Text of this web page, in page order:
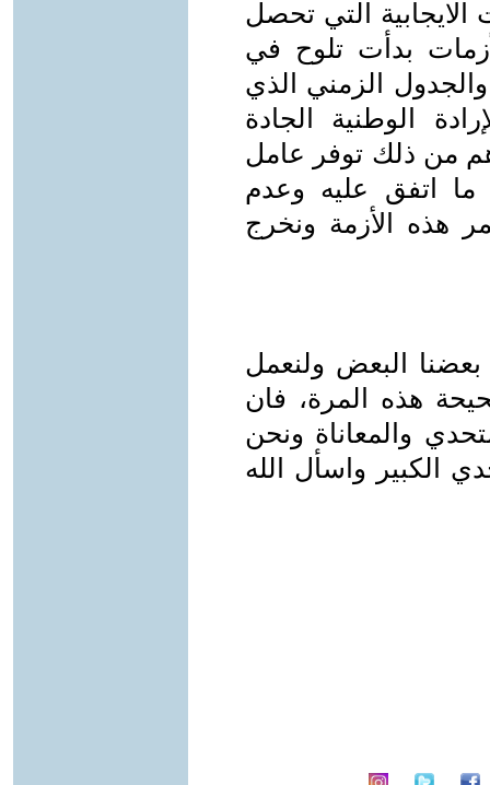
الايجابية التي تحصل
بدأت تلوح في
الزمني الذي
الوطنية الجادة
من ذلك توفر عامل
ما اتفق عليه وعدم
هذه الأزمة ونخرج
البعض ولنعمل
هذه المرة، فان
والمعاناة ونحن
الكبير واسأل الله